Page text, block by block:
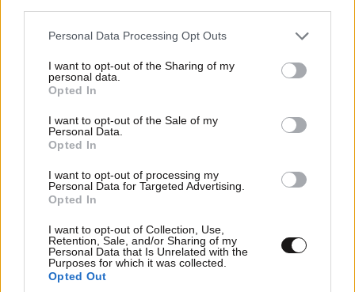
Please note that this website/app uses one or more Google
not limited to your visit or usage behaviour. You may click to
grant or deny consent to Google and its third-party tags to
use your data for below specified purposes in below Google
consent section.
Personal Data Processing Opt Outs
I want to opt-out of the Sharing of my
personal data.
Opted In
I want to opt-out of the Sale of my
Personal Data.
Opted In
I want to opt-out of processing my
Personal Data for Targeted Advertising.
Opted In
I want to opt-out of Collection, Use,
Retention, Sale, and/or Sharing of my
Personal Data that Is Unrelated with the
Purposes for which it was collected.
Opted Out
Ειρων!! 23·10·2025 18:46
Πραγματι, τωρα που το λεϛ, ειναι ιδιοϛ ο μπαρμπα
Απαντήστε